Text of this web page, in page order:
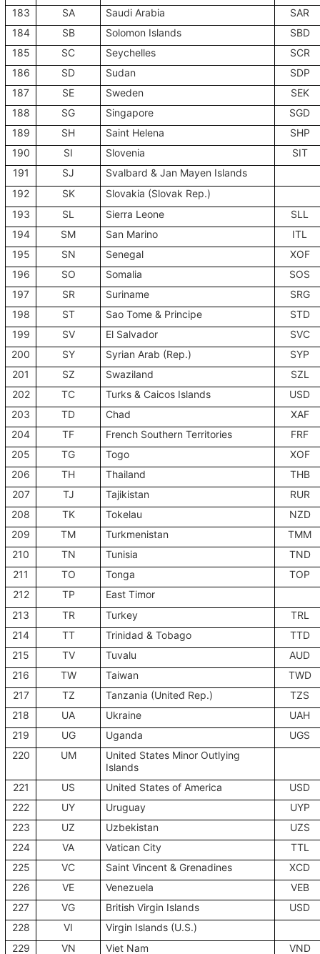
183
SA Saudi Arabia
SAR
184
SB Solomon Islands
SBD
185
SC Seychelles
SCR
186
SD Sudan
SDP
187
SE Sweden
SEK
188
SG Singapore
SGD
189
SH Saint Helena
SHP
190
SI Slovenia
SIT
191
SJ
Svalbard & Jan Mayen Islands
192
SK
Slovakia (Slovak Rep.)
193
SL Sierra Leone
SLL
194
SM San Marino
ITL
195
SN Senegal
XOF
196
SO Somalia
SOS
197
SR Suriname
SRG
198
ST Sao Tome & Principe
STD
199
SV El Salvador
SVC
200
SY Syrian Arab (Rep.)
SYP
201
SZ Swaziland
SZL
202
TC Turks & Caicos Islands
USD
203
TD Chad
XAF
204
TF French Southern Territories
FRF
205
TG Togo
XOF
206
TH Thailand
THB
207
TJ Tajikistan
RUR
208
TK Tokelau
NZD
209
TM Turkmenistan
TMM
210
TN Tunisia
TND
211
TO Tonga
TOP
212
TP
East Timor
213
TR Turkey
TRL
214
TT Trinidad & Tobago
TTD
215
TV Tuvalu
AUD
216
TW Taiwan
TWD
217
TZ Tanzania (Uniteđ Rep.)
TZS
218
UA Ukraine
UAH
219
UG Uganda
UGS
220
UM
United States Minor Outlying
Islands
221
US United States of America
USD
222
UY Uruguay
UYP
223
UZ Uzbekistan
UZS
224
VA Vatican City
TTL
225
VC Saint Vincent & Grenadines
XCD
226
VE Venezuela
VEB
227
VG British Virgin Islands
USD
228
VI
Virgin Islands (U.S.)
229
VN Viet Nam VND